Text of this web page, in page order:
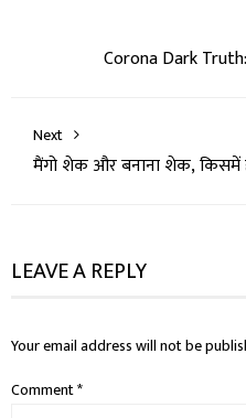
Corona Dark
Next
मैंगो शेक और बनाना शेक, किसमें
LEAVE A REPLY
Your email address will not be
Comment*